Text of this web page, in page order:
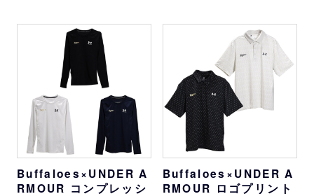
Buffaloes×UNDER A
RMOUR コンプレッシ
Buffaloes×UNDER A
RMOUR ロゴプリント